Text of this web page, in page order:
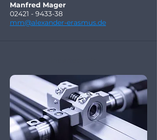
Manfred Mager
02421 - 9433-38
mm@alexander-erasmus.de